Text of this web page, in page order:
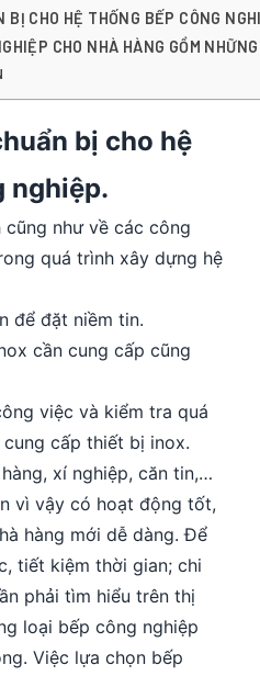
BỊ CHO HỆ THỐNG BẾP CÔNG
CHO NHÀ HÀNG GỒM
bị cho hệ
nghiệp.
như về các công
quá trình xây dựng hệ
để đặt niềm tin.
cần cung cấp cũng
việc và kiểm tra quá
cấp thiết bị inox.
xí nghiệp, căn tin,…
vì vậy có hoạt động tốt,
hàng mới dễ dàng. Để
tiết kiệm thời gian; chi
phải tìm hiểu trên thị
loại bếp công nghiệp
Việc lựa chọn bếp